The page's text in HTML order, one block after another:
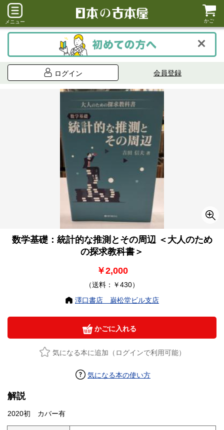
メニュー かご
ログイン 会員登録
数学基礎：統計的な推測とその周辺 ＜大人のため
の探求教科書＞
￥2,000
（送料：￥430）
澤口書店 巌松堂ビル支店
かごに入れる
気になる本に追加（ログインで利用可能）
気になる本の使い方
解説
2020初 カバー有